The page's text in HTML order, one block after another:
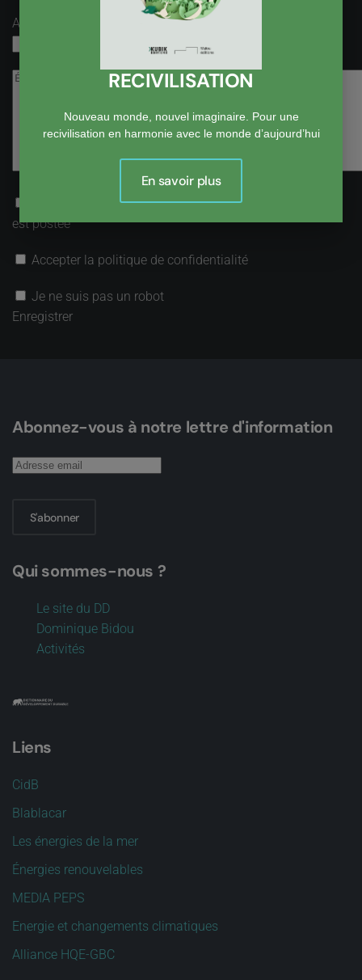
Adresse email obligatoire, mais pas visible
Recevoir une notification par email lorsqu’une réponse
est postée
Accepter la politique de confidentialité
Je ne suis pas un robot
Enregistrer
Abonnez-vous à notre lettre d'information
S'abonner
Qui sommes-nous ?
Le site du DD
Dominique Bidou
Activités
Liens
CidB
Blablacar
Les énergies de la mer
Énergies renouvelables
MEDIA PEPS
Energie et changements climatiques
Alliance HQE-GBC
RECIVILISATION
Nouveau monde, nouvel imaginaire. Pour une
recivilisation en harmonie avec le monde d’aujourd’hui
En savoir plus